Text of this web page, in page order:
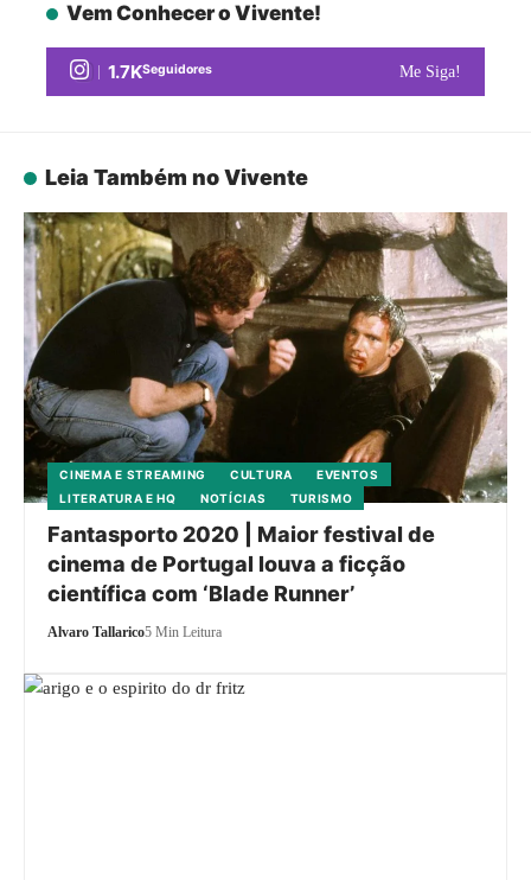
Vem Conhecer o Vivente!
1.7KSeguidores Me Siga!
Leia Também no Vivente
CINEMA E STREAMING CULTURA
EVENTOS
LITERATURA E HQ
NOTÍCIAS TURISMO
Fantasporto 2020 | Maior festival de
cinema de Portugal louva a ficção
científica com ‘Blade Runner’
Alvaro Tallarico5 Min Leitura